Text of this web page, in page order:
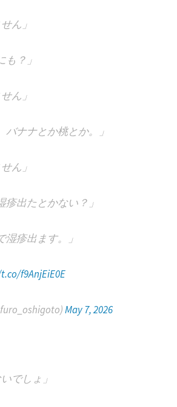
ん」
も？」
ん」
ナナとか桃とか。」
ん」
出たとかない？」
疹出ます。」
f9AnjEiE0E
May 7, 2026
でしょ」